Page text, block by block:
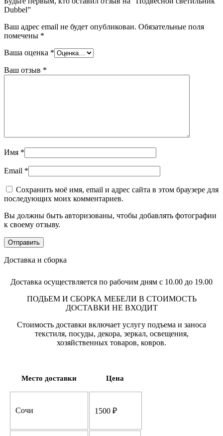
Dubbel”
Ваш адрес email не будет опубликован. Обязательные поля
помечены *
Ваша оценка *
Ваш отзыв *
Имя *
Email *
Сохранить моё имя, email и адрес сайта в этом браузере для
последующих моих комментариев.
Вы должны быть авторизованы, чтобы добавлять фотографии
к своему отзыву.
Доставка и сборка
Доставка осуществляется по рабочим дням с 10.00 до 19.00
ПОДЬЕМ И СБОРКА МЕБЕЛИ В СТОИМОСТЬ
ДОСТАВКИ НЕ ВХОДИТ
Стоимость доставки включает услугу подъема и заноса
текстиля, посуды, декора, зеркал, освещения,
хозяйственных товаров, ковров.
Место доставки Цена
Сочи 1500 ₽